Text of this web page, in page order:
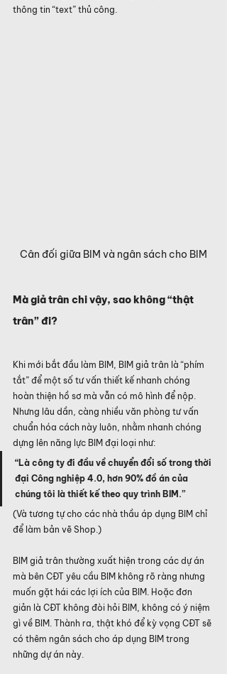
thông tin “text” thủ công.
Cân đối giữa BIM và ngân sách cho BIM
Mà giả trân chi vậy, sao không “thật
trân” đi?
Khi mới bắt đầu làm BIM, BIM giả trân là “phím
tắt” để một số tư vấn thiết kế nhanh chóng
hoàn thiện hồ sơ mà vẫn có mô hình để nộp.
Nhưng lâu dần, càng nhiều văn phòng tư vấn
chuẩn hóa cách này luôn, nhằm nhanh chóng
dựng lên năng lực BIM đại loại như:
“Là công ty đi đầu về chuyển đổi số trong thời
đại Công nghiệp 4.0, hơn 90% đồ án của
chúng tôi là thiết kế theo quy trình BIM.”
(Và tương tự cho các nhà thầu áp dụng BIM chỉ
để làm bản vẽ Shop.)
BIM giả trân thường xuất hiện trong các dự án
mà bên CĐT yêu cầu BIM không rõ ràng nhưng
muốn gặt hái các lợi ích của BIM. Hoặc đơn
giản là CĐT không đòi hỏi BIM, không có ý niệm
gì về BIM. Thành ra, thật khó để kỳ vọng CĐT sẽ
có thêm ngân sách cho áp dụng BIM trong
những dự án này.